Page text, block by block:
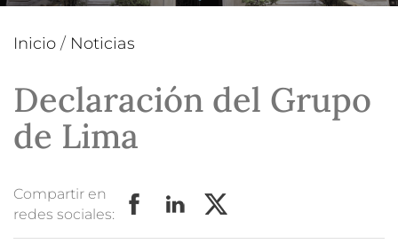
Inicio / Noticias
Declaración del Grupo
de Lima
Compartir en
redes sociales: